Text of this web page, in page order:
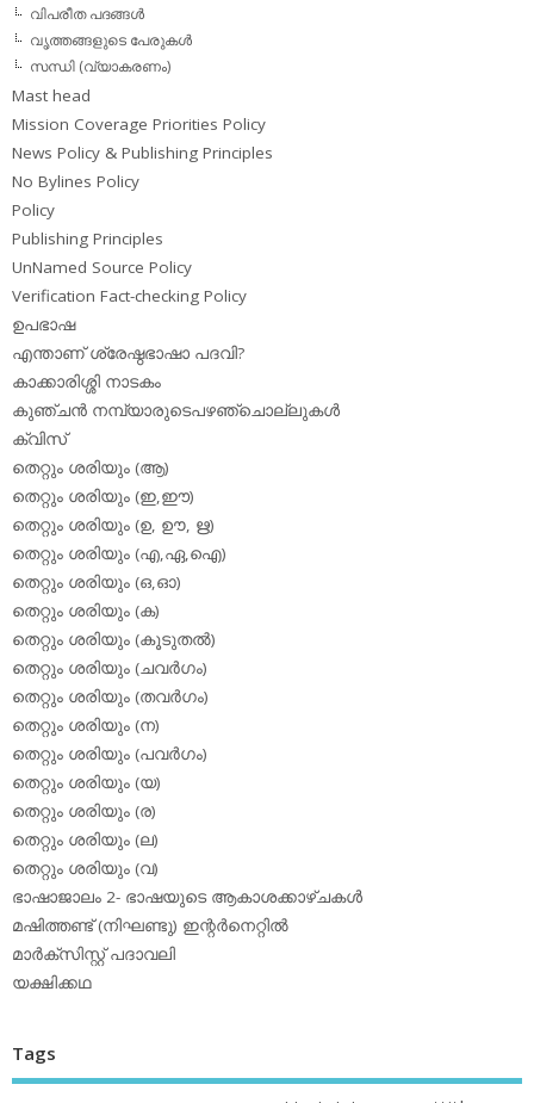
വിപരീത പദങ്ങള്‍
വൃത്തങ്ങളുടെ പേരുകള്‍
സന്ധി (വ്യാകരണം)
Mast head
Mission Coverage Priorities Policy
News Policy & Publishing Principles
No Bylines Policy
Policy
Publishing Principles
UnNamed Source Policy
Verification Fact-checking Policy
ഉപഭാഷ
എന്താണ് ശ്രേഷ്ഠഭാഷാ പദവി?
കാക്കാരിശ്ശി നാടകം
കുഞ്ചന്‍ നമ്പ്യാരുടെപഴഞ്ചൊല്ലുകള്‍
ക്വിസ്
തെറ്റും ശരിയും (ആ)
തെറ്റും ശരിയും (ഇ,ഈ)
തെറ്റും ശരിയും (ഉ, ഊ, ഋ)
തെറ്റും ശരിയും (എ,ഏ,ഐ)
തെറ്റും ശരിയും (ഒ,ഓ)
തെറ്റും ശരിയും (ക)
തെറ്റും ശരിയും (കൂടുതല്‍)
തെറ്റും ശരിയും (ചവര്‍ഗം)
തെറ്റും ശരിയും (തവര്‍ഗം)
തെറ്റും ശരിയും (ന)
തെറ്റും ശരിയും (പവര്‍ഗം)
തെറ്റും ശരിയും (യ)
തെറ്റും ശരിയും (ര)
തെറ്റും ശരിയും (ല)
തെറ്റും ശരിയും (വ)
ഭാഷാജാലം 2- ഭാഷയുടെ ആകാശക്കാഴ്ചകള്‍
മഷിത്തണ്ട് (നിഘണ്ടു) ഇന്റര്‍നെറ്റില്‍
മാര്‍ക്‌സിസ്റ്റ് പദാവലി
യക്ഷിക്കഥ
Tags